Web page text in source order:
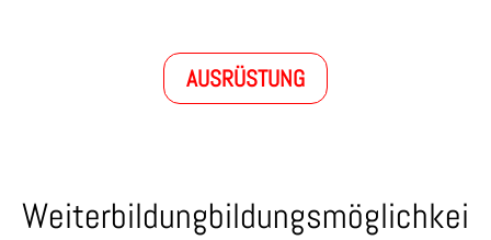
AUSRÜSTUNG
Weiterbildungbildungsmöglichkei